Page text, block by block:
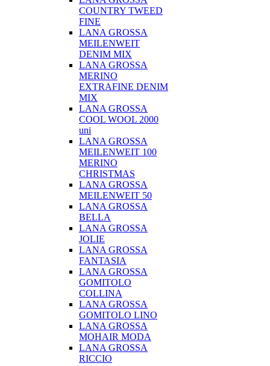
COUNTRY TWEED
FINE
LANA GROSSA
MEILENWEIT
DENIM MIX
LANA GROSSA
MERINO
EXTRAFINE DENIM
MIX
LANA GROSSA
COOL WOOL 2000
uni
LANA GROSSA
MEILENWEIT 100
MERINO
CHRISTMAS
LANA GROSSA
MEILENWEIT 50
LANA GROSSA
BELLA
LANA GROSSA
JOLIE
LANA GROSSA
FANTASIA
LANA GROSSA
GOMITOLO
COLLINA
LANA GROSSA
GOMITOLO LINO
LANA GROSSA
MOHAIR MODA
LANA GROSSA
RICCIO